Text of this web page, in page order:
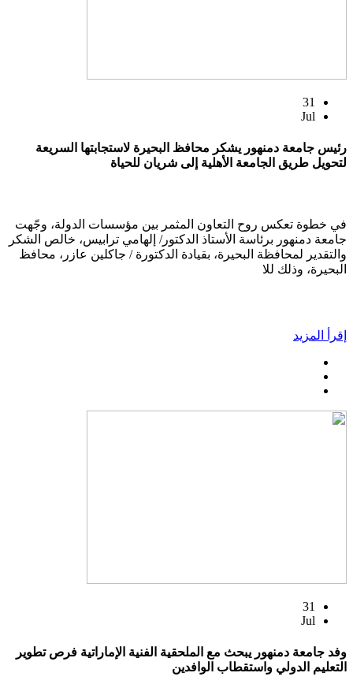
31
Jul
رئيس جامعة دمنهور يشكر محافظ البحيرة لاستجابتها السريعة
لتحويل طريق الجامعة الأهلية إلى شريان للحياة
في خطوة تعكس روح التعاون المثمر بين مؤسسات الدولة، وجّهت
جامعة دمنهور برئاسة الأستاذ الدكتور/ إلهامي ترابيس، خالص الشكر
والتقدير لمحافظة البحيرة، بقيادة الدكتورة / جاكلين عازر، محافظ
البحيرة، وذلك للا
إقرأ المزيد
31
Jul
وفد جامعة دمنهور يبحث مع الملحقية الفنية الإماراتية فرص تطوير
التعليم الدولي واستقطاب الوافدين